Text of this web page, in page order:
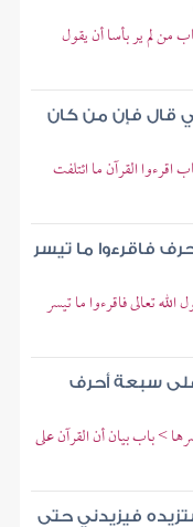
لم ير بأسا أن يقول
قال فإن من كان
القرآن ما ائتلفت
فاقرءوا ما تيسر
تعالى فاقرءوا ما تيسر
على سبعة أحرف
> باب بيان أن القرآن على
فيزيدني حتى